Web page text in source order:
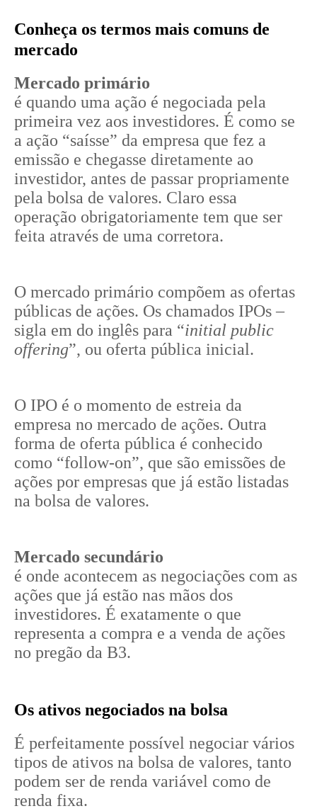
Conheça os termos mais comuns de
mercado
Mercado primário
é quando uma ação é negociada pela
primeira vez aos investidores. É como se
a ação “saísse” da empresa que fez a
emissão e chegasse diretamente ao
investidor, antes de passar propriamente
pela bolsa de valores. Claro essa
operação obrigatoriamente tem que ser
feita através de uma corretora.
O mercado primário compõem as ofertas
públicas de ações. Os chamados IPOs –
sigla em do inglês para “initial public
offering”, ou oferta pública inicial.
O IPO é o momento de estreia da
empresa no mercado de ações. Outra
forma de oferta pública é conhecido
como “follow-on”, que são emissões de
ações por empresas que já estão listadas
na bolsa de valores.
Mercado secundário
é onde acontecem as negociações com as
ações que já estão nas mãos dos
investidores. É exatamente o que
representa a compra e a venda de ações
no pregão da B3.
Os ativos negociados na bolsa
É perfeitamente possível negociar vários
tipos de ativos na bolsa de valores, tanto
podem ser de renda variável como de
renda fixa.